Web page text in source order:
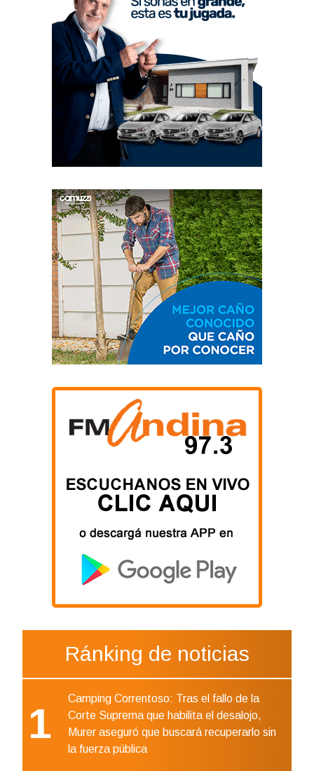
Ránking de noticias
1
Camping Correntoso: Tras el fallo de la
Corte Suprema que habilita el desalojo,
Murer aseguró que buscará recuperarlo sin
la fuerza pública